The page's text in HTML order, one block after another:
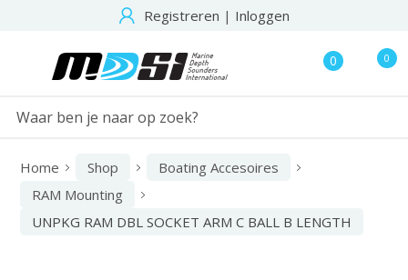
Registreren | Inloggen
0 0
Home Shop
Boating Accesoires
RAM Mounting
UNPKG RAM DBL SOCKET ARM C BALL B LENGTH